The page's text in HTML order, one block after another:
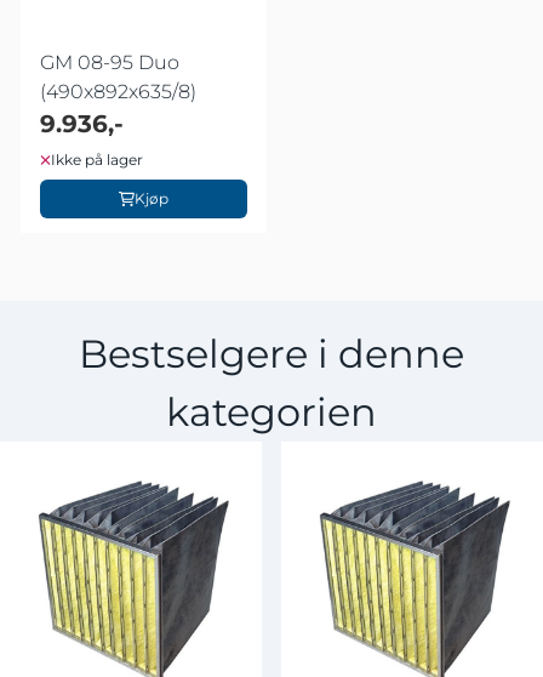
GM 08-95 Duo
(490x892x635/8)
9.936,-
Ikke på lager
Kjøp
Bestselgere i denne
kategorien